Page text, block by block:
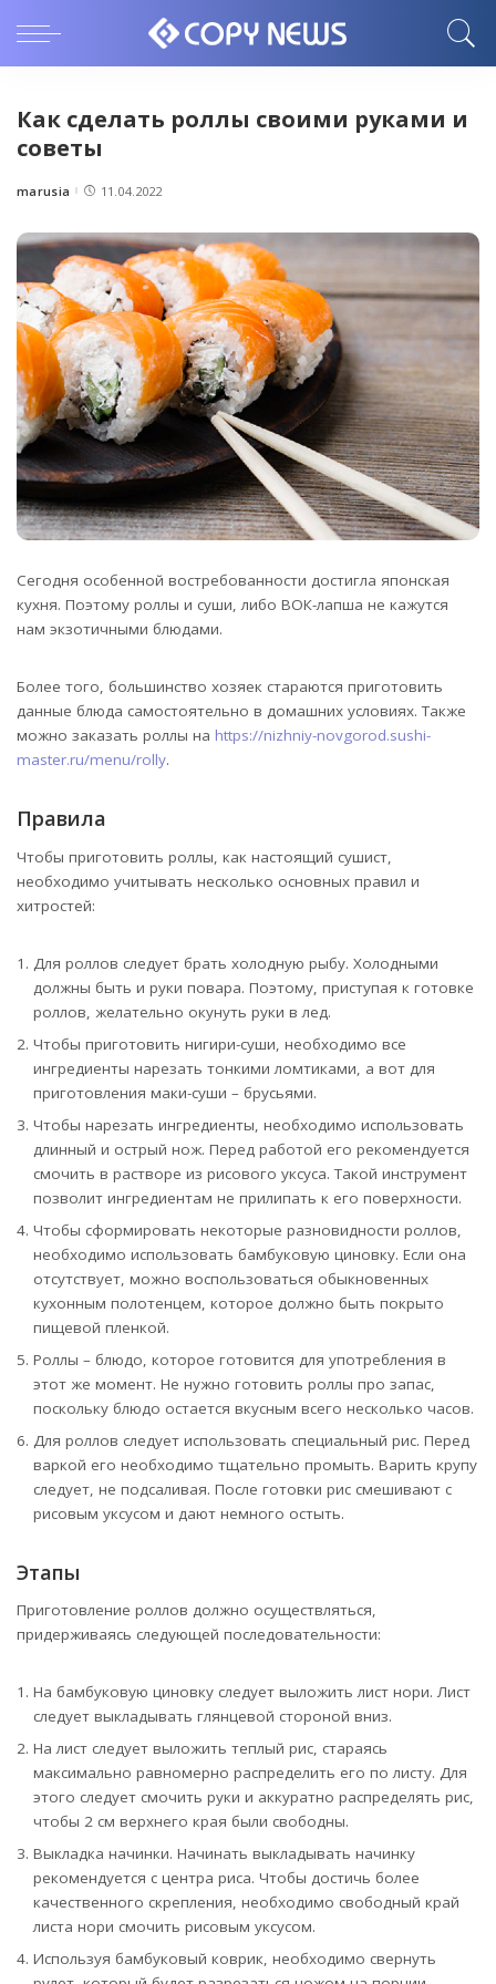
Как сделать роллы своими руками и
советы
Posted
marusia 11.04.2022
Сегодня особенной востребованности достигла японская
кухня. Поэтому роллы и суши, либо ВОК-лапша не кажутся
нам экзотичными блюдами.
Более того, большинство хозяек стараются приготовить
данные блюда самостоятельно в домашних условиях. Также
можно заказать роллы на https://nizhniy-novgorod.sushi-
master.ru/menu/rolly.
Правила
Чтобы приготовить роллы, как настоящий сушист,
необходимо учитывать несколько основных правил и
хитростей:
Для роллов следует брать холодную рыбу. Холодными
должны быть и руки повара. Поэтому, приступая к готовке
роллов, желательно окунуть руки в лед.
Чтобы приготовить нигири-суши, необходимо все
ингредиенты нарезать тонкими ломтиками, а вот для
приготовления маки-суши – брусьями.
Чтобы нарезать ингредиенты, необходимо использовать
длинный и острый нож. Перед работой его рекомендуется
смочить в растворе из рисового уксуса. Такой инструмент
позволит ингредиентам не прилипать к его поверхности.
Чтобы сформировать некоторые разновидности роллов,
необходимо использовать бамбуковую циновку. Если она
отсутствует, можно воспользоваться обыкновенных
кухонным полотенцем, которое должно быть покрыто
пищевой пленкой.
Роллы – блюдо, которое готовится для употребления в
этот же момент. Не нужно готовить роллы про запас,
поскольку блюдо остается вкусным всего несколько часов.
Для роллов следует использовать специальный рис. Перед
варкой его необходимо тщательно промыть. Варить крупу
следует, не подсаливая. После готовки рис смешивают с
рисовым уксусом и дают немного остыть.
Этапы
Приготовление роллов должно осуществляться,
придерживаясь следующей последовательности:
На бамбуковую циновку следует выложить лист нори. Лист
следует выкладывать глянцевой стороной вниз.
На лист следует выложить теплый рис, стараясь
максимально равномерно распределить его по листу. Для
этого следует смочить руки и аккуратно распределять рис,
чтобы 2 см верхнего края были свободны.
Выкладка начинки. Начинать выкладывать начинку
рекомендуется с центра риса. Чтобы достичь более
качественного скрепления, необходимо свободный край
листа нори смочить рисовым уксусом.
Используя бамбуковый коврик, необходимо свернуть